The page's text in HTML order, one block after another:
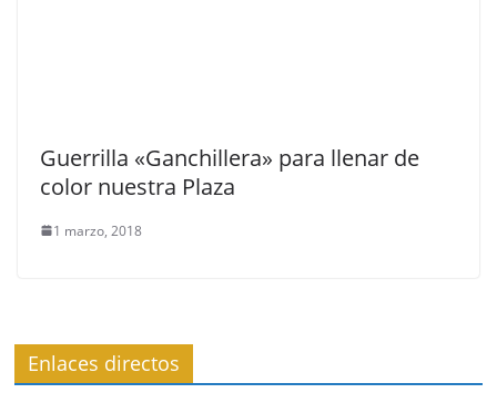
Guerrilla «Ganchillera» para llenar de
color nuestra Plaza
1 marzo, 2018
Enlaces directos